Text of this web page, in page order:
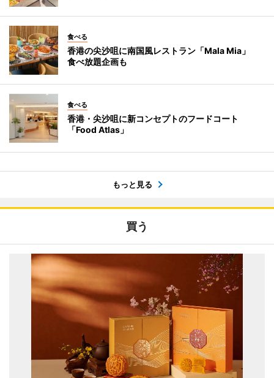
食べる
香港の尖沙咀に南国風レストラン「Mala Mia」
食べ放題企画も
食べる
香港・尖沙咀に新コンセプトのフードコート
「Food Atlas」
もっと見る
買う